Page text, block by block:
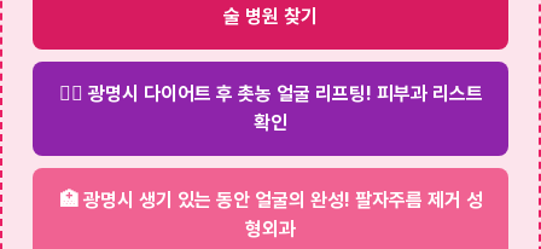
술 병원 찾기
💆‍♀️ 광명시 다이어트 후 촛농 얼굴 리프팅! 피부과 리스트
확인
🏥 광명시 생기 있는 동안 얼굴의 완성! 팔자주름 제거 성
형외과